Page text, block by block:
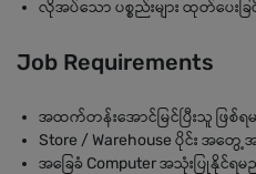
လိုအပ်သော ပစ္စည်းများ ထုတ်ပေးခြ
Job Requirements
အထက်တန်းအောင်မြင်ပြီးသူ ဖြစ်
Store / Warehouse ပိုင်း အတွေ့
အခြေခံ Computer အသုံးပြုနိုင်ရ